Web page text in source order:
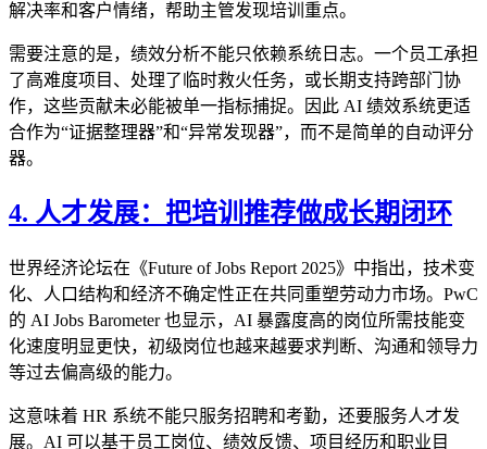
解决率和客户情绪，帮助主管发现培训重点。
需要注意的是，绩效分析不能只依赖系统日志。一个员工承担
了高难度项目、处理了临时救火任务，或长期支持跨部门协
作，这些贡献未必能被单一指标捕捉。因此 AI 绩效系统更适
合作为“证据整理器”和“异常发现器”，而不是简单的自动评分
器。
4. 人才发展：把培训推荐做成长期闭环
世界经济论坛在《Future of Jobs Report 2025》中指出，技术变
化、人口结构和经济不确定性正在共同重塑劳动力市场。PwC
的 AI Jobs Barometer 也显示，AI 暴露度高的岗位所需技能变
化速度明显更快，初级岗位也越来越要求判断、沟通和领导力
等过去偏高级的能力。
这意味着 HR 系统不能只服务招聘和考勤，还要服务人才发
展。AI 可以基于员工岗位、绩效反馈、项目经历和职业目